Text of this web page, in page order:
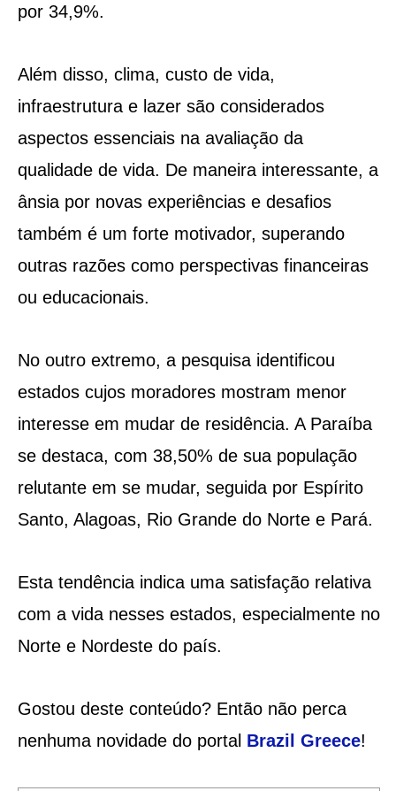
por 34,9%.
Além disso, clima, custo de vida,
infraestrutura e lazer são considerados
aspectos essenciais na avaliação da
qualidade de vida. De maneira interessante, a
ânsia por novas experiências e desafios
também é um forte motivador, superando
outras razões como perspectivas financeiras
ou educacionais.
No outro extremo, a pesquisa identificou
estados cujos moradores mostram menor
interesse em mudar de residência. A Paraíba
se destaca, com 38,50% de sua população
relutante em se mudar, seguida por Espírito
Santo, Alagoas, Rio Grande do Norte e Pará.
Esta tendência indica uma satisfação relativa
com a vida nesses estados, especialmente no
Norte e Nordeste do país.
Gostou deste conteúdo? Então não perca
nenhuma novidade do portal Brazil Greece!